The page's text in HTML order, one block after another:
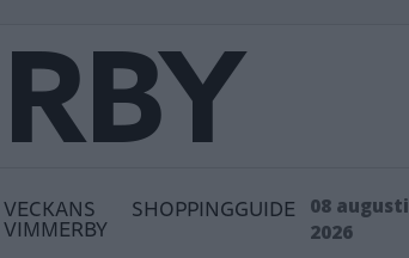
VECKANS
VIMMERBY
SHOPPINGGUIDE
08 augusti
2026